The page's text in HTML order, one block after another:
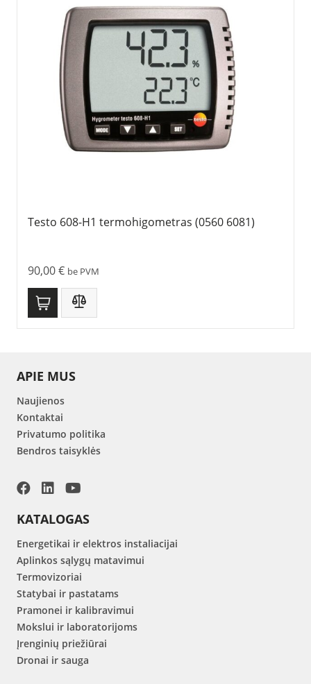
Testo 608-H1 termohigometras (0560 6081)
90,00€ be PVM
APIE MUS
Naujienos
Kontaktai
Privatumo politika
Bendros taisyklės
KATALOGAS
Energetikai ir elektros instaliacijai
Aplinkos sąlygų matavimui
Termovizoriai
Statybai ir pastatams
Pramonei ir kalibravimui
Mokslui ir laboratorijoms
Įrenginių priežiūrai
Dronai ir sauga